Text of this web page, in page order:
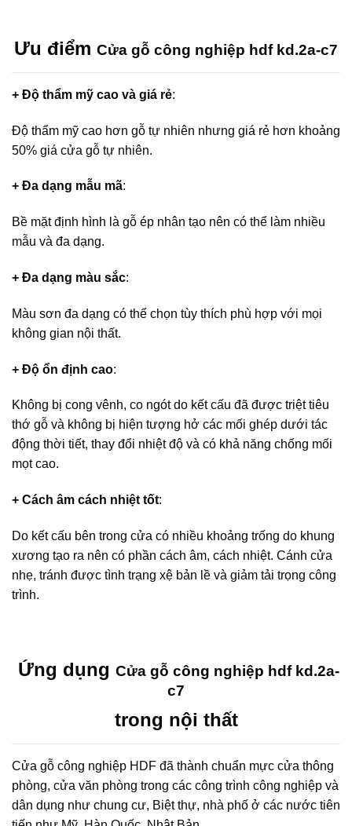
Ưu điểm Cửa gỗ công nghiệp hdf kd.2a-c7
+ Độ thẩm mỹ cao và giá rẻ:
Độ thẩm mỹ cao hơn gỗ tự nhiên nhưng giá rẻ hơn khoảng
50% giá cửa gỗ tự nhiên.
+ Đa dạng mẫu mã:
Bề mặt định hình là gỗ ép nhân tạo nên có thể làm nhiều
mẫu và đa dạng.
+ Đa dạng màu sắc:
Màu sơn đa dạng có thể chọn tùy thích phù hợp với mọi
không gian nội thất.
+ Độ ổn định cao:
Không bị cong vênh, co ngót do kết cấu đã được triệt tiêu
thớ gỗ và không bị hiện tượng hở các mối ghép dưới tác
động thời tiết, thay đổi nhiệt độ và có khả năng chống mối
mọt cao.
+ Cách âm cách nhiệt tốt:
Do kết cấu bên trong cửa có nhiều khoảng trống do khung
xương tạo ra nên có phần cách âm, cách nhiệt. Cánh cửa
nhẹ, tránh được tình trạng xệ bản lề và giảm tải trọng công
trình.
Ứng dụng Cửa gỗ công nghiệp hdf kd.2a-
c7
trong nội thất
Cửa gỗ công nghiệp HDF đã thành chuẩn mực cửa thông
phòng, cửa văn phòng trong các công trình công nghiệp và
dân dụng như chung cư, Biệt thự, nhà phố ở các nước tiên